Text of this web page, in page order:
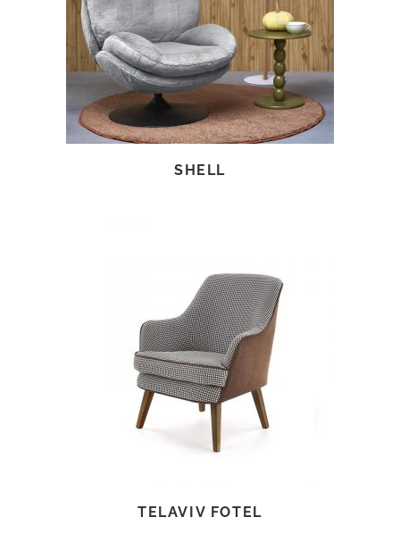
TOVÁBB OLVASOM
SHELL
TOVÁBB OLVASOM
TELAVIV FOTEL